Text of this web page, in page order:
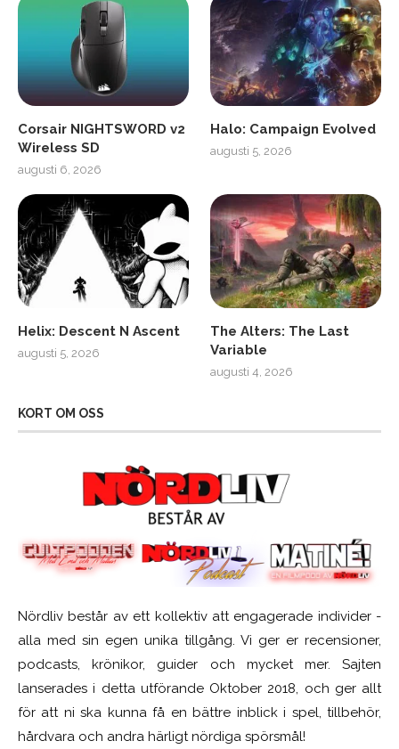
Corsair NIGHTSWORD v2
Wireless SD
augusti 6, 2026
Halo: Campaign Evolved
augusti 5, 2026
Helix: Descent N Ascent
augusti 5, 2026
The Alters: The Last
Variable
augusti 4, 2026
KORT OM OSS
Nördliv består av ett kollektiv att engagerade individer -
alla med sin egen unika tillgång. Vi ger er recensioner,
podcasts, krönikor, guider och mycket mer. Sajten
lanserades i detta utförande Oktober 2018, och ger allt
för att ni ska kunna få en bättre inblick i spel, tillbehör,
hårdvara och andra härligt nördiga spörsmål!